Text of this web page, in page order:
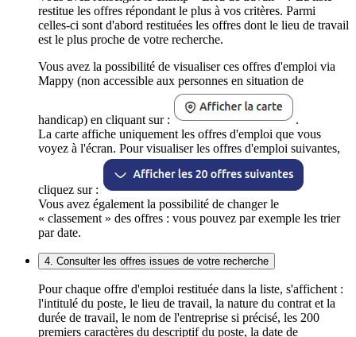
restitue les offres répondant le plus à vos critères. Parmi
celles-ci sont d'abord restituées les offres dont le lieu de travail
est le plus proche de votre recherche.
Vous avez la possibilité de visualiser ces offres d'emploi via
Mappy (non accessible aux personnes en situation de
handicap) en cliquant sur :
.
La carte affiche uniquement les offres d'emploi que vous
voyez à l'écran. Pour visualiser les offres d'emploi suivantes,
cliquez sur :
Vous avez également la possibilité de changer le
« classement » des offres : vous pouvez par exemple les trier
par date.
4. Consulter les offres issues de votre recherche
Pour chaque offre d'emploi restituée dans la liste, s'affichent :
l'intitulé du poste, le lieu de travail, la nature du contrat et la
durée de travail, le nom de l'entreprise si précisé, les 200
premiers caractères du descriptif du poste, la date de